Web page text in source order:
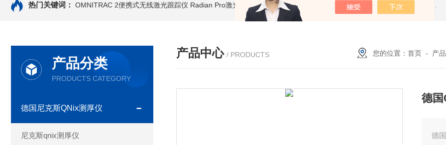
热门关键词： OMNITRAC 2便携式无线激光跟踪仪 Radian Pro激光跟踪仪 OT2 Core激光跟踪仪 美国API OT2 Core激光跟踪仪
产品分类
PRODUCTS CATEGORY
德国尼克斯QNix测厚仪
尼克斯qnix测厚仪
产品中心 / PRODUCTS 您的位置： 首页 - 产
德
德